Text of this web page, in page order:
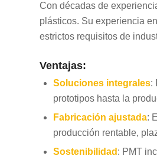
Con décadas de
plásticos. Su experiencia
estrictos requisitos de
Ventajas:
Soluciones integrales:
prototipos hasta la
Fabricación ajustada:
producción rentable,
Sostenibilidad : PMT